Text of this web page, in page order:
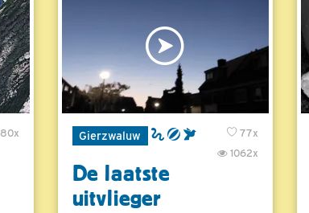
80x Gierzwaluw
77x
1062x
De laatste
uitvlieger